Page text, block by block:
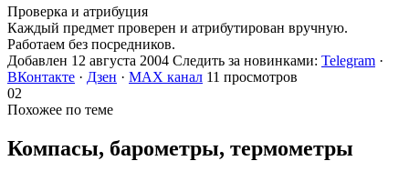
Проверка и атрибуция
Каждый предмет проверен и атрибутирован вручную.
Работаем без посредников.
Добавлен 12 августа 2004 Следить за новинками: Telegram ·
ВКонтакте · Дзен · MAX канал 11 просмотров
02
Похожее по теме
Компасы, барометры, термометры